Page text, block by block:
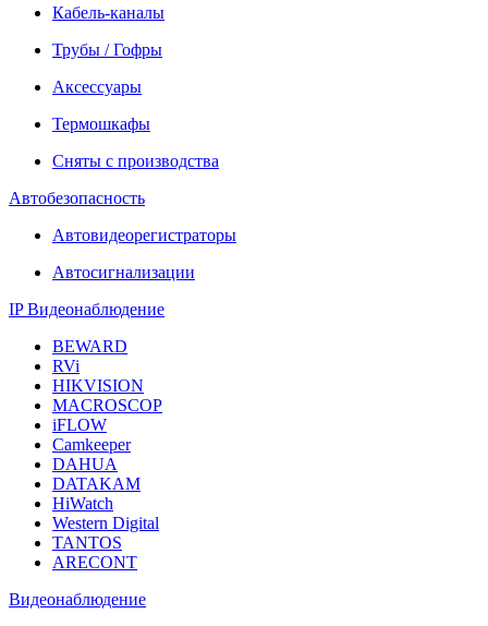
Кабель-каналы
Трубы / Гофры
Аксессуары
Термошкафы
Сняты с производства
Автобезопасность
Автовидеорегистраторы
Автосигнализации
IP Видеонаблюдение
BEWARD
RVi
HIKVISION
MACROSCOP
iFLOW
Camkeeper
DAHUA
DATAKAM
HiWatch
Western Digital
TANTOS
ARECONT
Видеонаблюдение